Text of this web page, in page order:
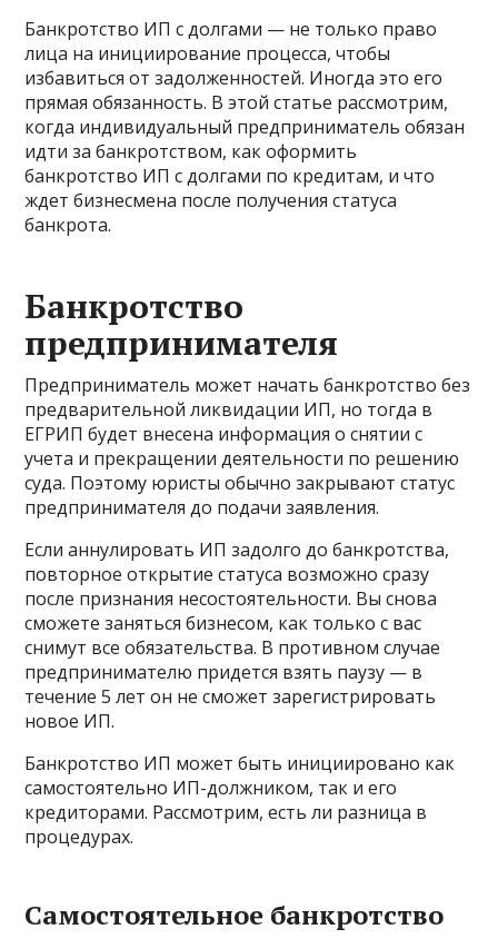
Банкротство ИП с долгами — не только право
лица на инициирование процесса, чтобы
избавиться от задолженностей. Иногда это его
прямая обязанность. В этой статье рассмотрим,
когда индивидуальный предприниматель обязан
идти за банкротством, как оформить
банкротство ИП с долгами по кредитам, и что
ждет бизнесмена после получения статуса
банкрота.
Банкротство
предпринимателя
Предприниматель может начать банкротство без
предварительной ликвидации ИП, но тогда в
ЕГРИП будет внесена информация о снятии с
учета и прекращении деятельности по решению
суда. Поэтому юристы обычно закрывают статус
предпринимателя до подачи заявления.
Если аннулировать ИП задолго до банкротства,
повторное открытие статуса возможно сразу
после признания несостоятельности. Вы снова
сможете заняться бизнесом, как только с вас
снимут все обязательства. В противном случае
предпринимателю придется взять паузу — в
течение 5 лет он не сможет зарегистрировать
новое ИП.
Банкротство ИП может быть инициировано как
самостоятельно ИП-должником, так и его
кредиторами. Рассмотрим, есть ли разница в
процедурах.
Самостоятельное банкротство